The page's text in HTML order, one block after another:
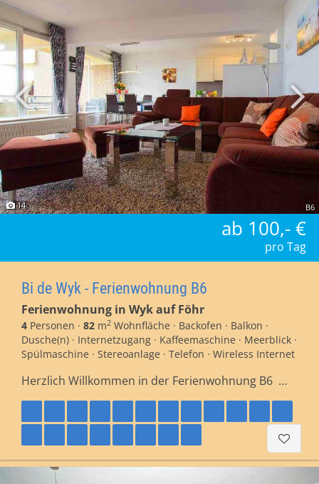
B6
14
ab 100,- €
pro Tag
Bi de Wyk - Ferienwohnung B6
Ferienwohnung in Wyk auf Föhr
4 Personen · 82 m2 Wohnfläche · Backofen · Balkon ·
Dusche(n) · Internetzugang · Kaffeemaschine · Meerblick ·
Spülmaschine · Stereoanlage · Telefon · Wireless Internet
Herzlich Willkommen in der Ferienwohnung B6 …